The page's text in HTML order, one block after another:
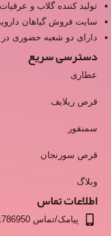
تولید کننده گلاب و
سایت فروش گیاهان
دارای دو شعبه حضوری در
دسترسی سریع
عطاری
قرص ریلایف
سمنقور
قرص سورنجان
وبلاگ
اطلاعات تماس
پیامک/تماس 09981786950